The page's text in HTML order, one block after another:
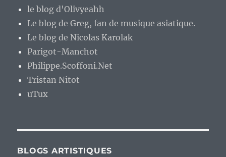
le blog d'Olivyeahh
Le blog de Greg, fan de musique asiatique.
Le blog de Nicolas Karolak
Parigot-Manchot
Philippe.Scoffoni.Net
Tristan Nitot
uTux
BLOGS ARTISTIQUES